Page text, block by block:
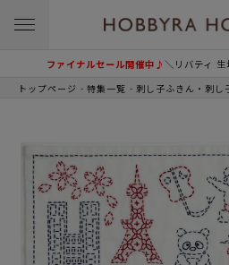
ファイナルセール開催中♪＼リバティ
トップページ 特集一覧 刺し子ふきん・刺し